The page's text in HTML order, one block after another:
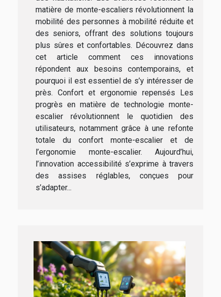
matière de monte-escaliers révolutionnent la
mobilité des personnes à mobilité réduite et
des seniors, offrant des solutions toujours
plus sûres et confortables. Découvrez dans
cet article comment ces innovations
répondent aux besoins contemporains, et
pourquoi il est essentiel de s’y intéresser de
près. Confort et ergonomie repensés Les
progrès en matière de technologie monte-
escalier révolutionnent le quotidien des
utilisateurs, notamment grâce à une refonte
totale du confort monte-escalier et de
l’ergonomie monte-escalier. Aujourd’hui,
l’innovation accessibilité s’exprime à travers
des assises réglables, conçues pour
s’adapter...